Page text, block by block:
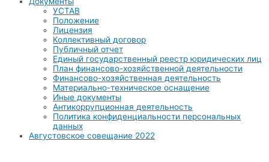
УСТАВ
Положение
Лицензия
Коллективный договор
Публичный отчет
Единый государственный реестр юридических лиц
План финансово-хозяйственной деятельности
Финансово-хозяйственная деятельность
Материально-техническое оснащение
Иные документы
Антикоррупционная деятельность
Политика конфиденциальности персональных
данных
Августовское совещание 2022